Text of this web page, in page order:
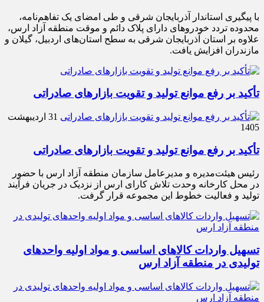
با پیگیری استاندار آذربایجان شرقی و طی امضای یک تفاهم‌نامه،
محدوده تردد خودروهای دارای پلاک دائم و موقت منطقه آزاد ارس،
علاوه بر استان آذربایجان شرقی به سطح استان‌های اردبیل، گیلان و
مازندران افزایش یافت.
تأکید بر رفع موانع تولید و تقویت بازارهای صادراتی
31 اردیبهشت
1405
تأکید بر رفع موانع تولید و تقویت بازارهای صادراتی
رئیس هیئت‌مدیره و مدیرعامل سازمان منطقه آزاد ارس با حضور
در محل کارخانه وحدت تلاش کارای ارس از نزدیک در جریان فرآیند
تولید و فعالیت خطوط این مجموعه قرار گرفت.
تسهیل واردات کالاهای اساسی و مواد اولیه واحدهای
تولیدی در منطقه آزاد ارس